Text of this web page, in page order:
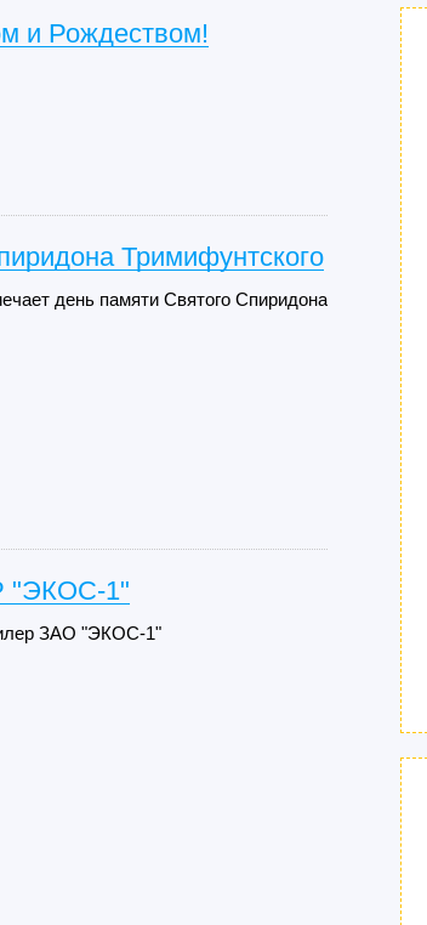
и Рождеством!
Тримифунтского
день памяти Святого Спиридона
"ЭКОС-1"
ЗАО "ЭКОС-1"